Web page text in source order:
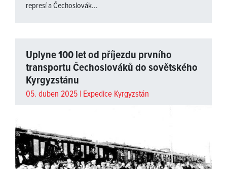
represí a Čechoslovák...
Uplyne 100 let od příjezdu prvního
transportu Čechoslováků do sovětského
Kyrgyzstánu
05. duben 2025 | Expedice Kyrgyzstán